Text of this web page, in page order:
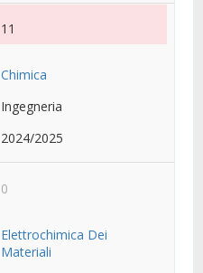
11
Chimica
Ingegneria
2024/2025
0
Elettrochimica Dei
Materiali